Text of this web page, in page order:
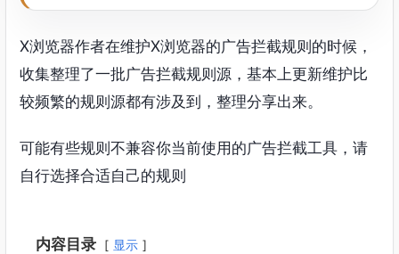
X浏览器作者在维护X浏览器的广告拦截规则的时候，
收集整理了一批广告拦截规则源，基本上更新维护比
较频繁的规则源都有涉及到，整理分享出来。
可能有些规则不兼容你当前使用的广告拦截工具，请
自行选择合适自己的规则
内容目录 显示